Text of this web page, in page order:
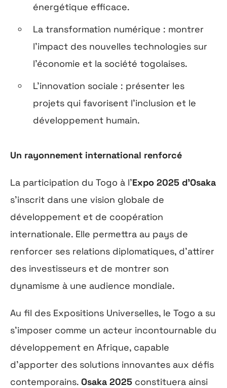
énergétique efficace.
La transformation numérique : montrer
l’impact des nouvelles technologies sur
l’économie et la société togolaises.
L’innovation sociale : présenter les
projets qui favorisent l’inclusion et le
développement humain.
Un rayonnement international renforcé
La participation du Togo à l’Expo 2025 d’Osaka
s’inscrit dans une vision globale de
développement et de coopération
internationale. Elle permettra au pays de
renforcer ses relations diplomatiques, d’attirer
des investisseurs et de montrer son
dynamisme à une audience mondiale.
Au fil des Expositions Universelles, le Togo a su
s’imposer comme un acteur incontournable du
développement en Afrique, capable
d’apporter des solutions innovantes aux défis
contemporains. Osaka 2025 constituera ainsi